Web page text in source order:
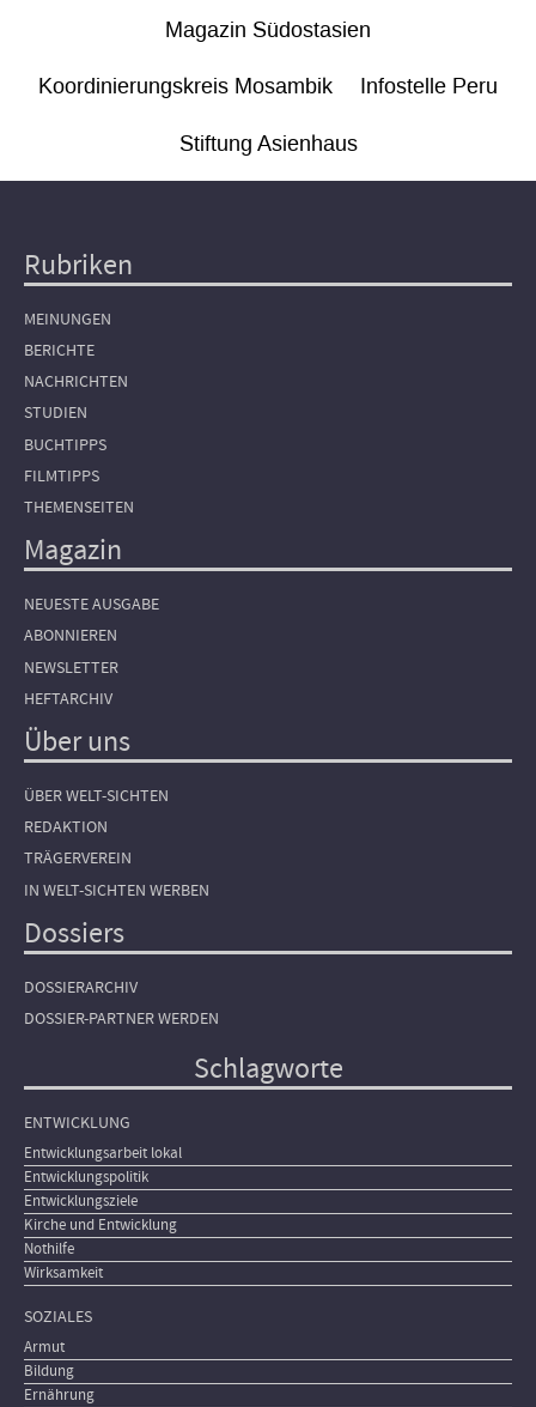
Magazin Südostasien
Koordinierungskreis Mosambik Infostelle Peru
Stiftung Asienhaus
Hauptnavigation
Rubriken
MEINUNGEN
BERICHTE
NACHRICHTEN
STUDIEN
BUCHTIPPS
FILMTIPPS
THEMENSEITEN
Magazin
NEUESTE AUSGABE
ABONNIEREN
NEWSLETTER
HEFTARCHIV
Über uns
ÜBER WELT-SICHTEN
REDAKTION
TRÄGERVEREIN
IN WELT-SICHTEN WERBEN
Dossiers
DOSSIERARCHIV
DOSSIER-PARTNER WERDEN
Schlagworte
ENTWICKLUNG
Entwicklungsarbeit lokal
Entwicklungspolitik
Entwicklungsziele
Kirche und Entwicklung
Nothilfe
Wirksamkeit
SOZIALES
Armut
Bildung
Ernährung